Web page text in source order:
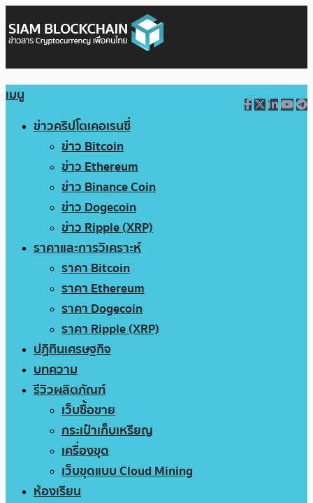
เมนู
ข่าวคริปโตเคอเรนซี่
ข่าว Bitcoin
ข่าว Ethereum
ข่าว Binance Coin
ข่าว Dogecoin
ข่าว Ripple (XRP)
ราคาและการวิเคราะห์
ราคา Bitcoin
ราคา Ethereum
ราคา Dogecoin
ราคา Ripple (XRP)
ปฏิทินเศรษฐกิจ
บทความ
รีวิวผลิตภัณฑ์
เว็บซื้อขาย
กระเป๋าเก็บเหรียญ
เครื่องขุด
เว็บขุดแบบ Cloud Mining
ห้องเรียน